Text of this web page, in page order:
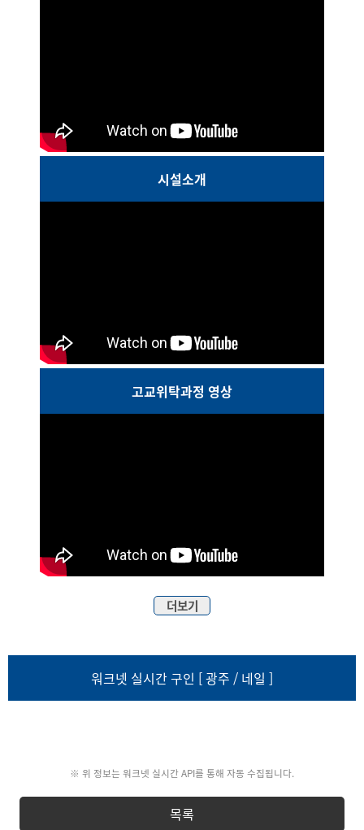
시설소개
고교위탁과정 영상
더보기
워크넷 실시간 구인 [ 광주 / 네일 ]
※ 위 정보는 워크넷 실시간 API를 통해 자동 수집됩니다.
목록